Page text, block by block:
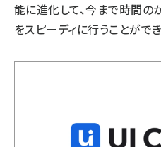
能に進化して、今まで時間の
をスピーディに行うことができ